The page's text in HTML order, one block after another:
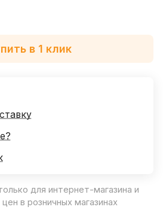
в 1 клик
для интернет-магазина и
в розничных магазинах